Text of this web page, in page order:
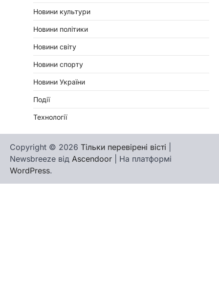
Новини культури
Новини політики
Новини світу
Новини спорту
Новини України
Події
Технології
Copyright © 2026 Тільки перевірені вісті
Newsbreeze від Ascendoor | На платформі
WordPress.